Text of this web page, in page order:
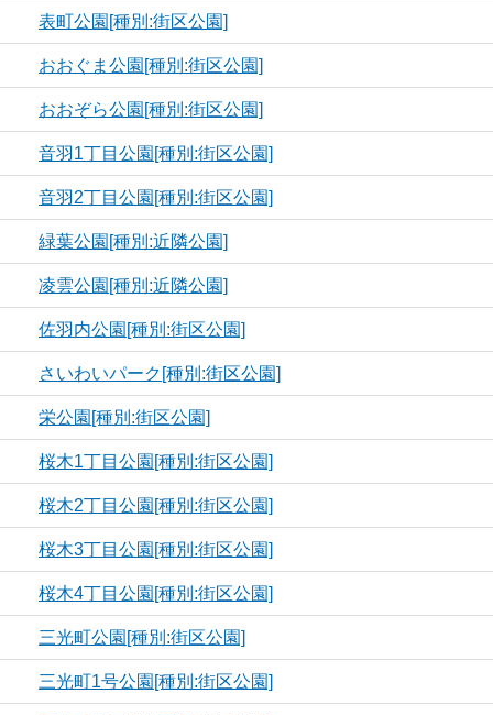
表町公園[種別:街区公園]
おおぐま公園[種別:街区公園]
おおぞら公園[種別:街区公園]
音羽1丁目公園[種別:街区公園]
音羽2丁目公園[種別:街区公園]
緑葉公園[種別:近隣公園]
凌雲公園[種別:近隣公園]
佐羽内公園[種別:街区公園]
さいわいパーク[種別:街区公園]
栄公園[種別:街区公園]
桜木1丁目公園[種別:街区公園]
桜木2丁目公園[種別:街区公園]
桜木3丁目公園[種別:街区公園]
桜木4丁目公園[種別:街区公園]
三光町公園[種別:街区公園]
三光町1号公園[種別:街区公園]